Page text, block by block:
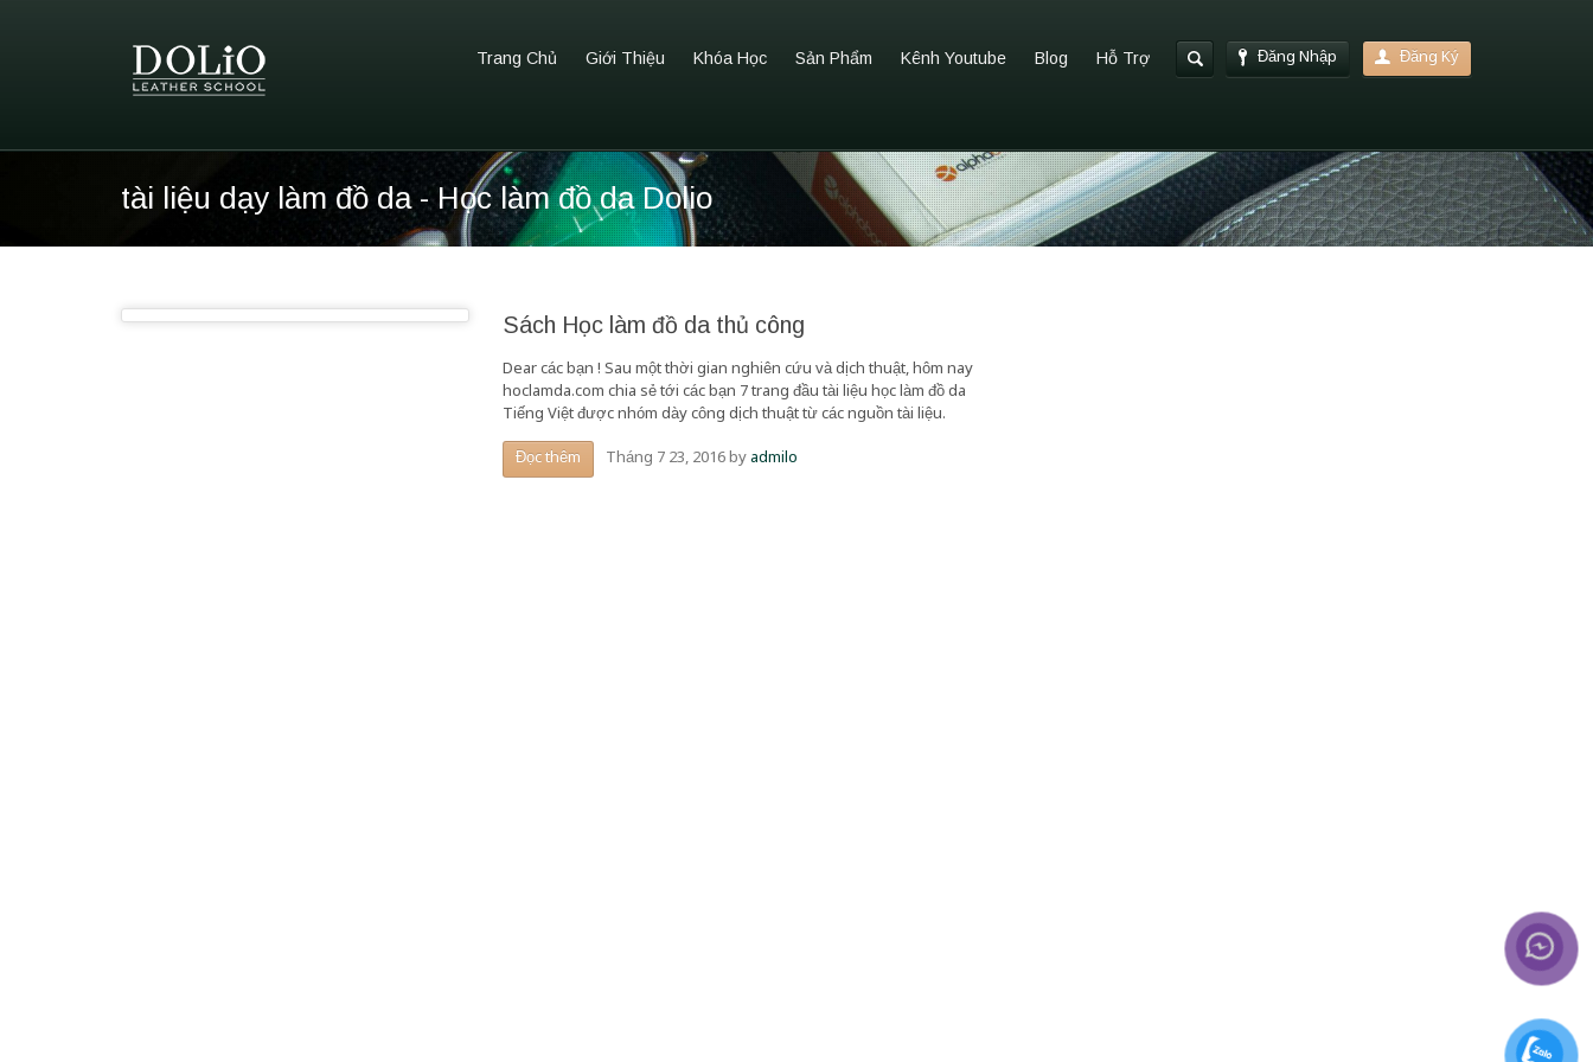
Đăng Nhập Đăng Ký
Trang Chủ Giới Thiệu Khóa Học Sản Phẩm Kênh Youtube Blog Hỗ Trợ
tài liệu dạy làm đồ da - Học làm đồ da Dolio
Sách Học làm đồ da thủ công
Dear các bạn ! Sau một thời gian nghiên cứu và dịch thuật, hôm nay
hoclamda.com chia sẻ tới các bạn 7 trang đầu tài liệu học làm đồ da
Tiếng Việt được nhóm dày công dịch thuật từ các nguồn tài liệu.
Đọc thêm Tháng 7 23, 2016byadmilo